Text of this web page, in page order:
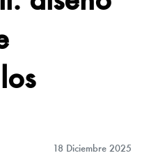
18 Diciembre 2025